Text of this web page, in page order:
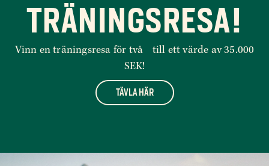
TRÄNINGSRESA!
Vinn en träningsresa för två till ett värde av 35.000
SEK!
TÄVLA HÄR